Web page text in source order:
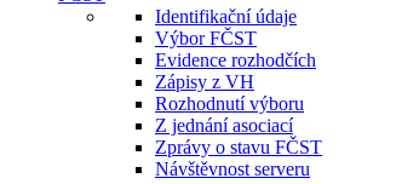
Identifikační údaje
Výbor FČST
Evidence rozhodčích
Zápisy z VH
Rozhodnutí výboru
Z jednání asociací
Zprávy o stavu FČST
Návštěvnost serveru